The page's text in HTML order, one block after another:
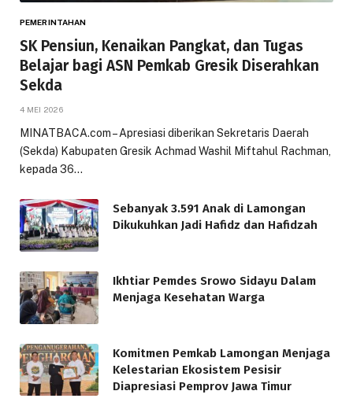
PEMERINTAHAN
SK Pensiun, Kenaikan Pangkat, dan Tugas
Belajar bagi ASN Pemkab Gresik Diserahkan
Sekda
4 MEI 2026
MINATBACA.com – Apresiasi diberikan Sekretaris Daerah
(Sekda) Kabupaten Gresik Achmad Washil Miftahul Rachman,
kepada 36…
Sebanyak 3.591 Anak di Lamongan
Dikukuhkan Jadi Hafidz dan Hafidzah
Ikhtiar Pemdes Srowo Sidayu Dalam
Menjaga Kesehatan Warga
Komitmen Pemkab Lamongan Menjaga
Kelestarian Ekosistem Pesisir
Diapresiasi Pemprov Jawa Timur